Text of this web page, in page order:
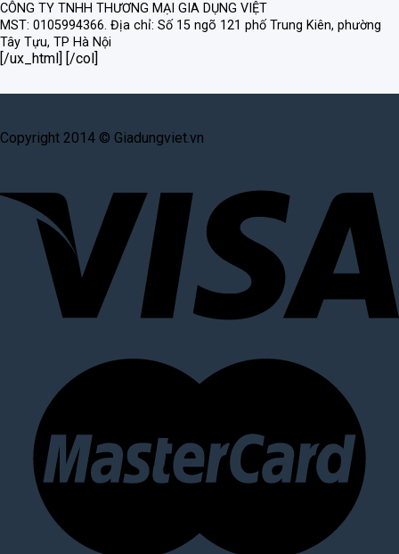
CÔNG TY TNHH THƯƠNG MẠI GIA DỤNG VIỆT
MST: 0105994366. Địa chỉ: Số 15 ngõ 121 phố Trung Kiên, phường
Tây Tựu, TP Hà Nội
[/ux_html] [/col]
Copyright 2014 © Giadungviet.vn